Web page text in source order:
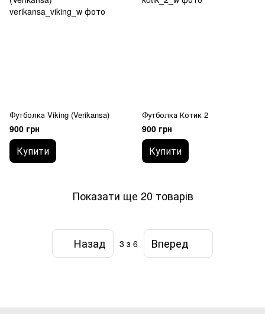
Футболка Viking (Verikansa)
900 грн
Купити
Футболка Котик 2
900 грн
Купити
Показати ще 20 товарів
Назад 3 з 6 Вперед